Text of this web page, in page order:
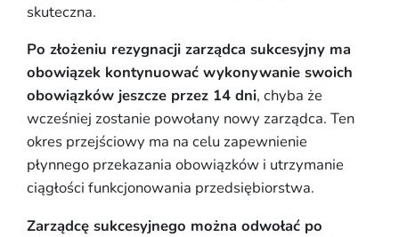
skuteczna.
Po złożeniu rezygnacji zarządca sukcesyjny ma
obowiązek kontynuować wykonywanie swoich
obowiązków jeszcze przez 14 dni, chyba że
wcześniej zostanie powołany nowy zarządca. Ten
okres przejściowy ma na celu zapewnienie
płynnego przekazania obowiązków i utrzymanie
ciągłości funkcjonowania przedsiębiorstwa.
Zarządcę sukcesyjnego można odwołać po